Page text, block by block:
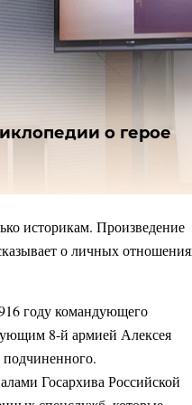
о герое
историкам. Произведение
о личных
году командующего
8-й армией Алексея
Госархива Российской